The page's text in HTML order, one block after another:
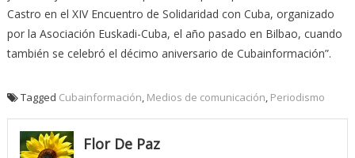
Castro en el XIV Encuentro de Solidaridad con Cuba, organizado
por la Asociación Euskadi-Cuba, el año pasado en Bilbao, cuando
también se celebró el décimo aniversario de Cubainformación”.
Tagged Cubainformación, Medios de comunicación, Periodismo
Flor De Paz